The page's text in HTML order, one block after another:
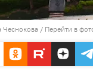
Чеснокова / Перейти в